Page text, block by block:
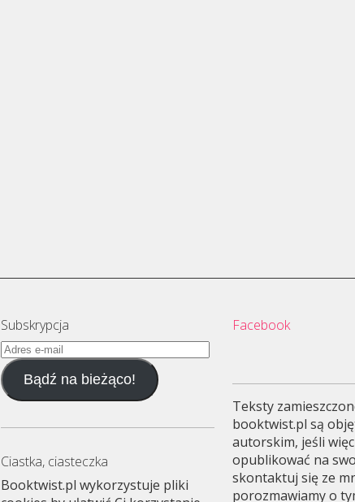
Subskrypcja
Adres
e-
mailBądź na bieżąco!
Ciastka, ciasteczka
Booktwist.pl wykorzystuje pliki
Facebook
Teksty
booktwist.pl są
autorskim, jeśli
opublikować na
skontaktuj się ze
porozmawiamy o